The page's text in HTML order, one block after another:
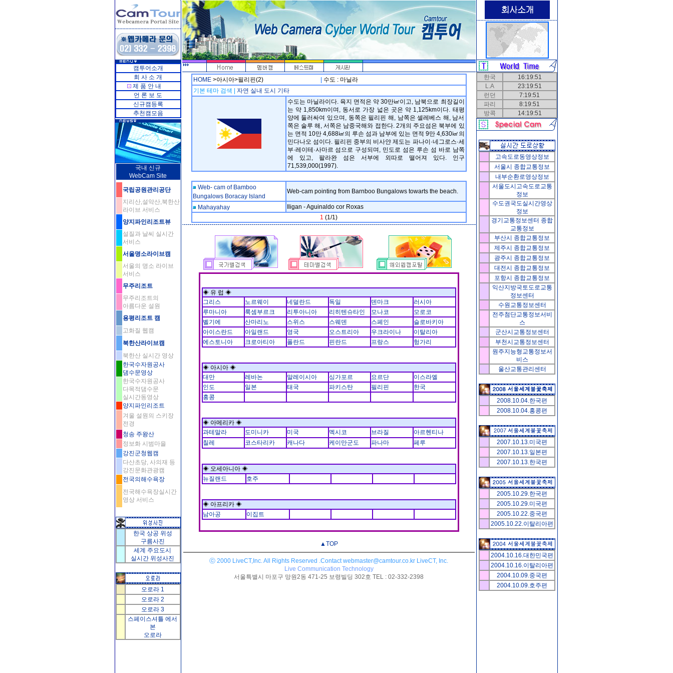
캠투어소개
회 사 소 개
제 품 안 내
언 론 보 도
신규캠등록
추천캠모음
국내 신규
WebCam Site
국립공원관리공단
지리산,설악산,북한산
라이브 서비스
양지파인리조트뷰
설질과 날씨 실시간
서비스
서울명소라이브캠
서울의 명소 라이브
서비스
무주리조트
무주리조트의
아름다운 설원
용평리조트 캠
고화질 웹캠
북한산라이브캠
북한산 실시간 영상
한국수자원공사
댐수문영상
한국수자원공사
다목적댐수문
실시간동영상
양지파인리조트
겨울 설원의 스키장
전경
청송 주왕산
정보화 시범마을
강진군청웹캠
다산초당, 사의재 등
강진문화관광캠
전국의해수욕장
전국해수욕장실시간
영상 서비스
한국 상공 위성
구름사진
세계 주요도시
실시간 위성사진
오로라 1
오로라 2
오로라 3
스페이스셔틀 에서
본
오로라
HOME>아시아>필리핀(2)
수도 : 마닐라
기본 테마 검색 |
자연 실내 도시
기타
수도는 마닐라이다. 육지 면적은 약 30만㎢이고, 남북으로 최장길이
는 약 1,850km이며, 동서로 가장 넓은 곳은 약 1,125km이다. 태평
양에 둘러싸여 있으며, 동쪽은 필리핀 해, 남쪽은 셀레베스 해, 남서
쪽은 술루 해, 서쪽은 남중국해와 접한다. 2개의 주요섬은 북부에 있
는 면적 10만 4,688㎢의 루손 섬과 남부에 있는 면적 9만 4,630㎢의
민다나오 섬이다. 필리핀 중부의 비사얀 제도는 파나이·네그로스·세
부·레이테·사마르 섬으로 구성되며, 민도로 섬은 루손 섬 바로 남쪽
에 있고, 팔라완 섬은 서부에 외따로 떨어져 있다. 인구
71,539,000(1997).
Web- cam of Bamboo
Bungalows Boracay Island
Web-cam pointing from Barnboo Bungalows towarts the beach.
Mahayahay
Iligan - Aguinaldo cor Roxas
1 (1/1)
◈ 유 럽 ◈
그리스
노르웨이 네덜란드 독일 덴마크
러시아
루마니아
룩셈부르크 리투아니아 리히텐슈타인 모나코
모로코
벨기에
산마리노 스위스 스웨덴 스페인
슬로바키아
아이스란드
아일랜드 영국 오스트리아 우크라이나
이탈리아
에스토니아
크로아티아 폴란드 핀란드 프랑스 헝가리
◈ 아시아 ◈
대만
레바논 말레이시아 싱가포르 요르단
이스라엘
인도
일본 태국 파키스탄 필리핀
한국
홍콩
◈ 아메리카 ◈
과테말라
도미니카 미국 멕시코 브라질
아르헨티나
칠레
코스타리카 캐나다 케이만군도 파나마 페루
◈ 오세아니아 ◈
뉴질랜드
호주
◈ 아프리카 ◈
남아공
이집트
▲TOP
ⓒ 2000 LiveCT,Inc. All Rights Reserved .Contact webmaster@camtour.co.kr LiveCT, Inc.
Live Communication Technology
서울특별시 마포구 망원2동 471-25 보령빌딩 302호 TEL : 02-332-2398
한국
16:19:51
L.A
23:19:51
런던
7:19:51
파리
8:19:51
방콕
14:19:51
고속도로동영상정보
서울시
종합교통정보
내부순환로영상정보
서울도시고속도로교통
정보
수도권국도실시간영상
정보
경기교통정보센터 종합
교통정보
부산시
종합교통정보
제주시
종합교통정보
광주시
종합교통정보
대전시
종합교통정보
포항시
종합교통정보
익산지방국토도로교통
정보센터
수원교통정보센터
전주첨단교통정보서비
스
군산시교통정보센터
부천시교통정보센터
원주지능형교통정보서
비스
울산교통관리센터
2008.10.04.한국편
2008.10.04.홍콩편
2007.10.13.미국편
2007.10.13.일본편
2007.10.13.한국편
2005.10.29.한국편
2005.10.29.미국편
2005.10.22.중국편
2005.10.22.이탈리아편
2004.10.16.대한민국편
2004.10.16.이탈리아편
2004.10.09.중국편
2004.10.09.호주편